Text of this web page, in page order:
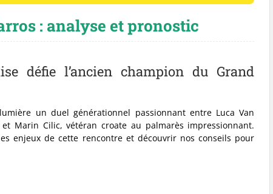
: analyse et pronostic
défie l’ancien champion du Grand
un duel générationnel passionnant entre Luca Van
Marin Cilic, vétéran croate au palmarès impressionnant.
enjeux de cette rencontre et découvrir nos conseils pour